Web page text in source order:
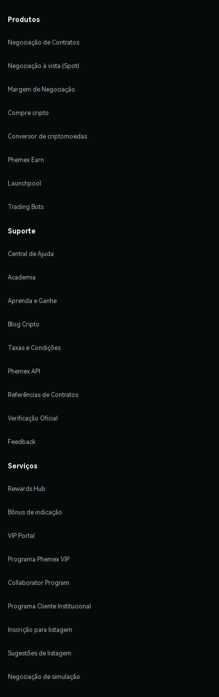
Produtos
Negociação de Contratos
Negociação à vista (Spot)
Margem de Negociação
Compre cripto
Conversor de criptomoedas
Phemex Earn
Launchpool
Trading Bots
Suporte
Central de Ajuda
Academia
Aprenda e Ganhe
Blog Cripto
Taxas e Condições
Phemex API
Referências de Contratos
Verificação Oficial
Feedback
Serviços
Rewards Hub
Bônus de indicação
VIP Portal
Programa Phemex VIP
Collaborator Program
Programa Cliente Institucional
Inscrição para listagem
Sugestões de listagem
Negociação de simulação